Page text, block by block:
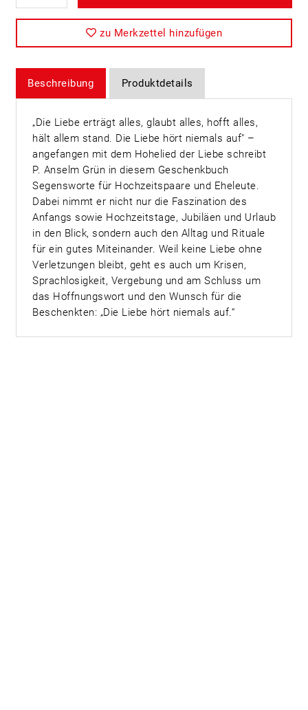
zu Merkzettel hinzufügen
Beschreibung Produktdetails
„Die Liebe erträgt alles, glaubt alles, hofft alles,
hält allem stand. Die Liebe hört niemals auf" –
angefangen mit dem Hohelied der Liebe schreibt
P. Anselm Grün in diesem Geschenkbuch
Segensworte für Hochzeitspaare und Eheleute.
Dabei nimmt er nicht nur die Faszination des
Anfangs sowie Hochzeitstage, Jubiläen und Urlaub
in den Blick, sondern auch den Alltag und Rituale
für ein gutes Miteinander. Weil keine Liebe ohne
Verletzungen bleibt, geht es auch um Krisen,
Sprachlosigkeit, Vergebung und am Schluss um
das Hoffnungswort und den Wunsch für die
Beschenkten: „Die Liebe hört niemals auf.“